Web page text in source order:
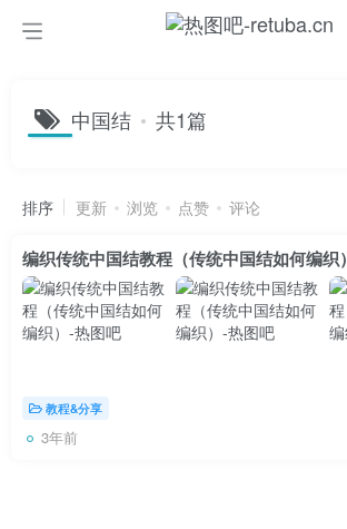
中国结 共1篇
排序 更新 浏览 点赞 评论
编织传统中国结教程（传统中国结如何编织）
教程&分享
3年前